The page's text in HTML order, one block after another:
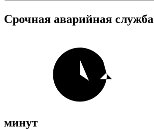
Срочная аварийная служба
минут